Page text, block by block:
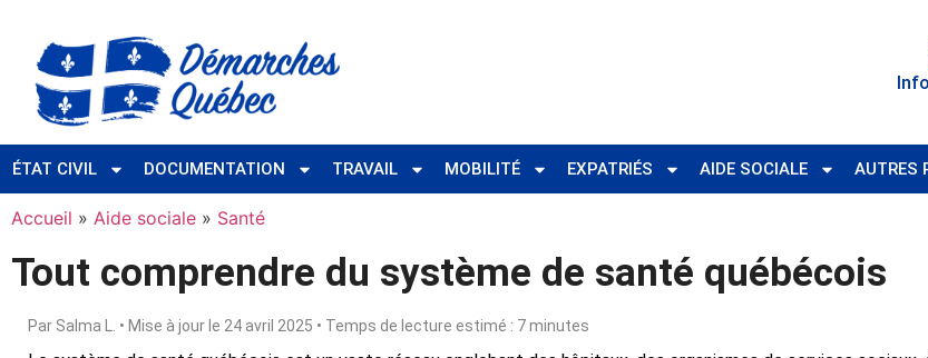
ÉTAT CIVIL DOCUMENTATION TRAVAIL MOBILITÉ EXPATRIÉS AIDE SOCIALE AUTRES
Accueil » Aide sociale » Santé
Tout comprendre du système de santé québécois
Par Salma L. • Mise à jour le 24 avril 2025 • Temps de lecture estimé : 7 minutes